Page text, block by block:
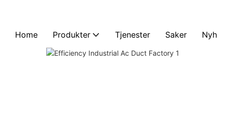
Home Produkter Tjenester Saker